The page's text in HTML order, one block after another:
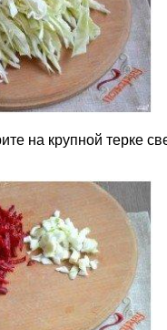
на крупной терке